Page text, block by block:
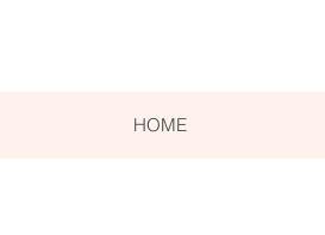
HOME